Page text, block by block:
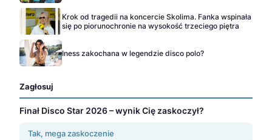
Krok od tragedii na koncercie Skolima. Fanka wspinała
się po piorunochronie na wysokość trzeciego piętra
Iness zakochana w legendzie disco polo?
Zagłosuj
Finał Disco Star 2026 – wynik Cię zaskoczył?
Tak, mega zaskoczenie